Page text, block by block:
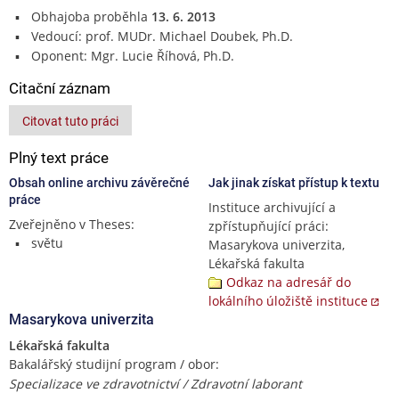
Obhajoba proběhla 13. 6. 2013
Vedoucí: prof. MUDr. Michael Doubek, Ph.D.
Oponent: Mgr. Lucie Říhová, Ph.D.
Citační záznam
Citovat tuto práci
Plný text práce
Obsah online archivu závěrečné
práce
Zveřejněno v Theses:
světu
Jak jinak získat přístup k textu
Instituce archivující a
zpřístupňující práci:
Masarykova univerzita,
Lékařská fakulta
Odkaz na adresář do
lokálního úložiště instituce
Masarykova univerzita
Lékařská fakulta
Bakalářský studijní program / obor:
Specializace ve zdravotnictví / Zdravotní laborant